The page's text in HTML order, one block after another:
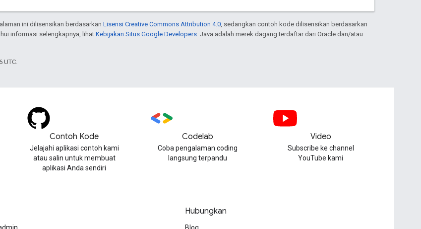
ini dilisensikan berdasarkan Lisensi Creative Commons Attribution 4.0 , sedangkan contoh kode dilisensikan berdasarkan
informasi selengkapnya, lihat Kebijakan Situs Google Developers . Java adalah merek dagang terdaftar dari Oracle dan/atau
UTC.
Contoh Kode
Jelajahi aplikasi contoh kami
atau salin untuk membuat
aplikasi Anda sendiri
Codelab
Coba pengalaman coding
langsung terpandu
Video
Subscribe ke channel
YouTube kami
Hubungkan